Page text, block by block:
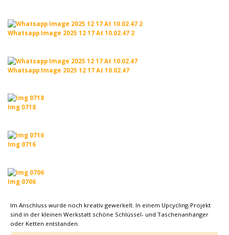
Whatsapp Image 2025 12 17 At 10.02.47 2
Whatsapp Image 2025 12 17 At 10.02.47
Img 0718
Img 0716
Img 0706
Im Anschluss wurde noch kreativ gewerkelt. In einem Upcycling-Projekt
sind in der kleinen Werkstatt schöne Schlüssel- und Taschenanhänger
oder Ketten entstanden.